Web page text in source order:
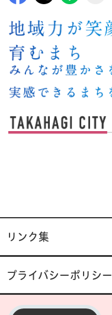
リンク集
プライバシーポリシー